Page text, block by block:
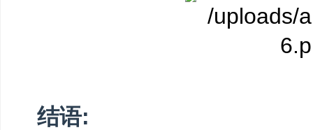
结语: